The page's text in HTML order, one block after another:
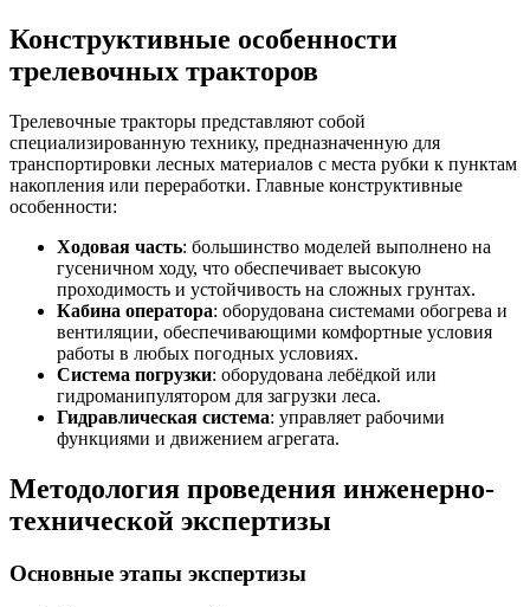
Конструктивные особенности
трелевочных тракторов
Трелевочные тракторы представляют собой
специализированную технику, предназначенную для
транспортировки лесных материалов с места рубки к пунктам
накопления или переработки. Главные конструктивные
особенности:
Ходовая часть: большинство моделей выполнено на
гусеничном ходу, что обеспечивает высокую
проходимость и устойчивость на сложных грунтах.
Кабина оператора: оборудована системами обогрева и
вентиляции, обеспечивающими комфортные условия
работы в любых погодных условиях.
Система погрузки: оборудована лебёдкой или
гидроманипулятором для загрузки леса.
Гидравлическая система: управляет рабочими
функциями и движением агрегата.
Методология проведения инженерно-
технической экспертизы
Основные этапы экспертизы